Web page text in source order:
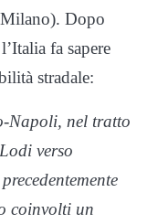
Dopo
fa sapere
stradale:
Napoli, nel tratto
verso
precedentemente
coinvolti un